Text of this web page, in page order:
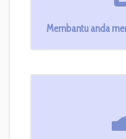
Membantu anda